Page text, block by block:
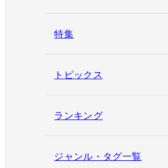
特集
トピックス
ランキング
ジャンル・タグ一覧